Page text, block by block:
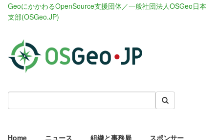
GeoにかかわるOpenSource支援団体／一般社団法人OSGeo日本
支部(OSGeo.JP)
Home ニュース 組織と事務局
スポンサー